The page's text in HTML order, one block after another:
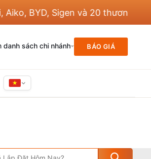
BYD, Sigen và 20 thương hiệu
danh sách chi nhánh BÁO GIÁ